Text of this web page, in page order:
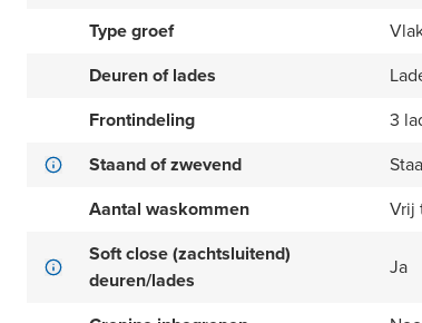
Type groef
Deuren of lades
Frontindeling
3
Staand of zwevend
Aantal waskommen
Vrij
Soft close (zachtsluitend)
deuren/lades
Ja